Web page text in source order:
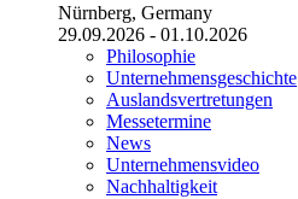
Nürnberg, Germany
29.09.2026 - 01.10.2026
Philosophie
Unternehmensgeschichte
Auslandsvertretungen
Messetermine
News
Unternehmensvideo
Nachhaltigkeit